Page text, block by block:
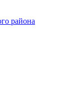
района